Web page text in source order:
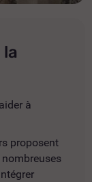
à
proposent